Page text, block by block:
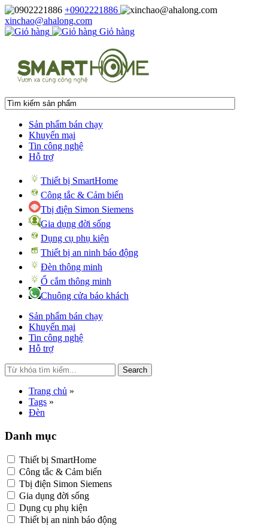
+0902221886
xinchao@ahalong.com
Giỏ hàng
Sản phẩm bán chạy
Khuyến mại
Tin công nghệ
Hỗ trợ
Thiết bị SmartHome
Công tắc & Cảm biến
Tbị điện Simon Siemens
Gia dụng đời sống
Dụng cụ phụ kiện
Thiết bị an ninh báo động
Đèn thông minh
Ổ cắm thông minh
Chuông cửa báo khách
Sản phẩm bán chạy
Khuyến mại
Tin công nghệ
Hỗ trợ
Search
Trang chủ »
Tags »
Đèn
Danh mục
Thiết bị SmartHome
Công tắc & Cảm biến
Tbị điện Simon Siemens
Gia dụng đời sống
Dụng cụ phụ kiện
Thiết bị an ninh báo động